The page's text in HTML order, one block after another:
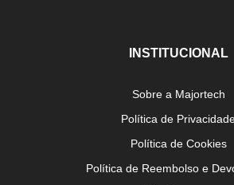
INSTITUCIONAL
Sobre a Majortech
Política de
Política de Cookies
Política de Reembolso e